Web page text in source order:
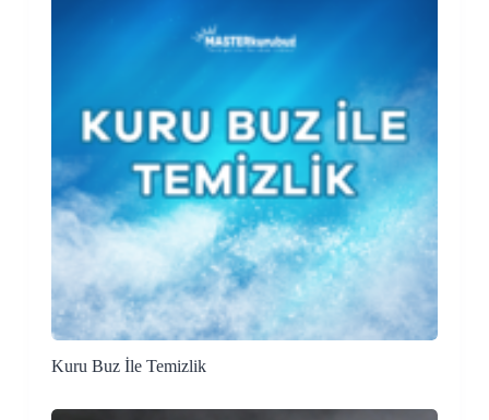
Kuru Buz İle Temizlik